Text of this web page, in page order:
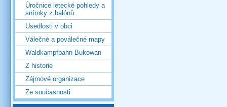
Úročnice letecké pohledy a
snímky z balónů
Usedlosti v obci
Válečné a poválečné mapy
Waldkampfbahn Bukowan
Z historie
Zájmové organizace
Ze současnosti